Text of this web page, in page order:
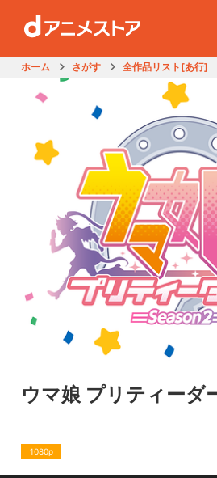
ホーム さがす 全作品リスト[あ行]
ウマ娘 プリティーダ
1080p